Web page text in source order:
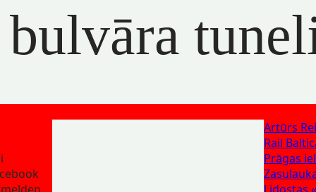
Artūrs
Rail
Prāgas